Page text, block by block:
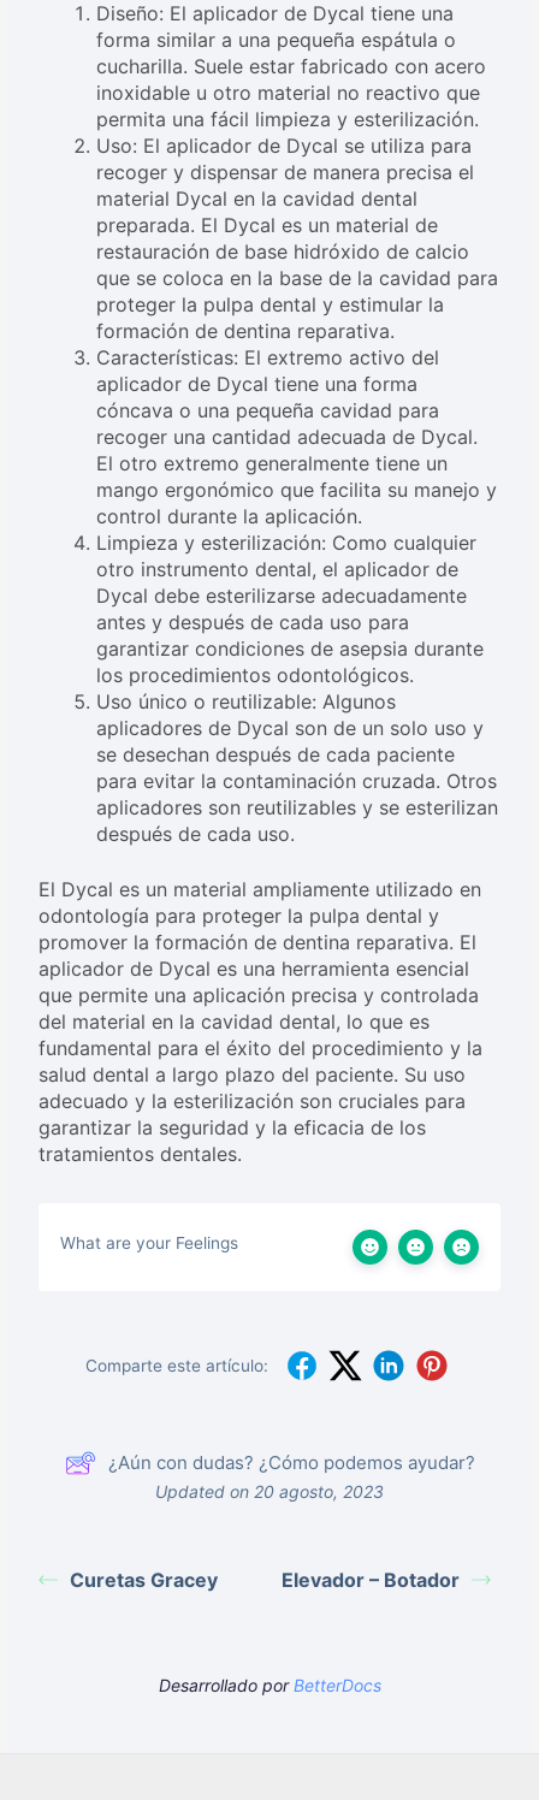
Diseño: El aplicador de Dycal tiene una
forma similar a una pequeña espátula o
cucharilla. Suele estar fabricado con acero
inoxidable u otro material no reactivo que
permita una fácil limpieza y esterilización.
Uso: El aplicador de Dycal se utiliza para
recoger y dispensar de manera precisa el
material Dycal en la cavidad dental
preparada. El Dycal es un material de
restauración de base hidróxido de calcio
que se coloca en la base de la cavidad para
proteger la pulpa dental y estimular la
formación de dentina reparativa.
Características: El extremo activo del
aplicador de Dycal tiene una forma
cóncava o una pequeña cavidad para
recoger una cantidad adecuada de Dycal.
El otro extremo generalmente tiene un
mango ergonómico que facilita su manejo y
control durante la aplicación.
Limpieza y esterilización: Como cualquier
otro instrumento dental, el aplicador de
Dycal debe esterilizarse adecuadamente
antes y después de cada uso para
garantizar condiciones de asepsia durante
los procedimientos odontológicos.
Uso único o reutilizable: Algunos
aplicadores de Dycal son de un solo uso y
se desechan después de cada paciente
para evitar la contaminación cruzada. Otros
aplicadores son reutilizables y se esterilizan
después de cada uso.
El Dycal es un material ampliamente utilizado en
odontología para proteger la pulpa dental y
promover la formación de dentina reparativa. El
aplicador de Dycal es una herramienta esencial
que permite una aplicación precisa y controlada
del material en la cavidad dental, lo que es
fundamental para el éxito del procedimiento y la
salud dental a largo plazo del paciente. Su uso
adecuado y la esterilización son cruciales para
garantizar la seguridad y la eficacia de los
tratamientos dentales.
What are your Feelings
Comparte este artículo:
¿Aún con dudas? ¿Cómo podemos ayudar?
Updated on 20 agosto, 2023
Curetas Gracey Elevador – Botador
Desarrollado porBetterDocs